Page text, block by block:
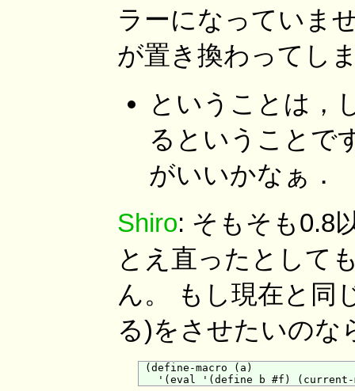
ラーになっていま
が置き換わってし
ということは，
るということで
がいいかなぁ．
Shiro: そもそも0.8
とえ直ったとして
ん。 もし現在と同
る)をさせたいのな
(define-macro (a)